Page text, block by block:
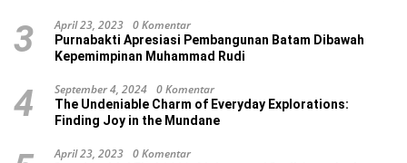
3 April 23, 2023 0 Komentar
Purnabakti Apresiasi Pembangunan Batam Dibawah
Kepemimpinan Muhammad Rudi
4 September 4, 2024 0 Komentar
The Undeniable Charm of Everyday Explorations:
Finding Joy in the Mundane
April 23, 2023 0 Komentar